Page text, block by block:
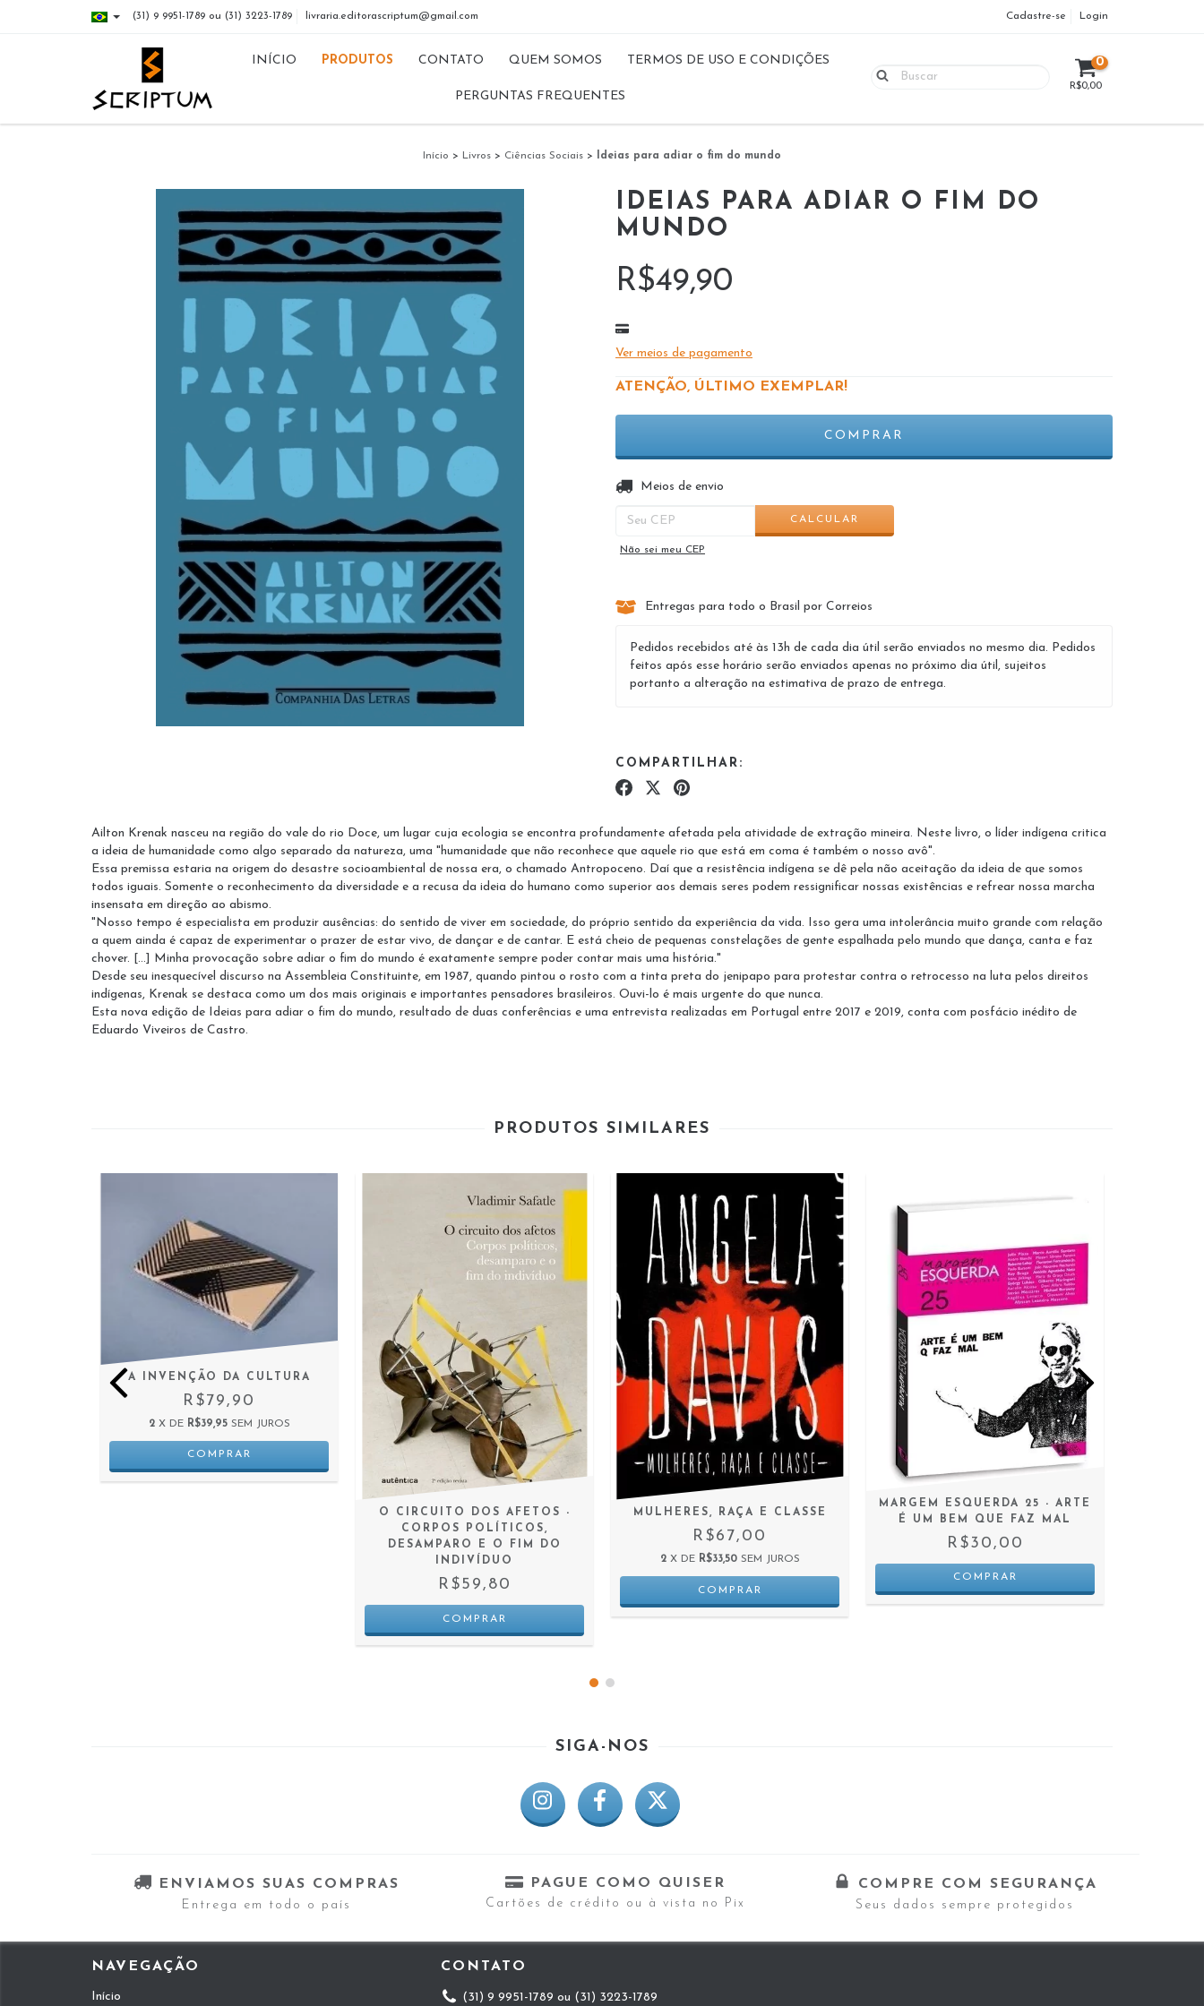
(31) 9 9951-1789 ou (31) 3223-1789 livraria.editorascriptum@gmail.com Cadastre-se Login
INÍCIO PRODUTOS CONTATO QUEM SOMOS TERMOS DE USO E CONDIÇÕES
PERGUNTAS FREQUENTES
0
R$0,00
Início > Livros > Ciências Sociais > Ideias para adiar o fim do mundo
IDEIAS PARA ADIAR O FIM DO
MUNDO
R$49,90
Ver meios de pagamento
ATENÇÃO, ÚLTIMO EXEMPLAR!
Entregas para o CEP:
Meios de envio
CALCULAR
Não sei meu CEP
Entregas para todo o Brasil por Correios
Pedidos recebidos até às 13h de cada dia útil serão enviados no mesmo dia. Pedidos
feitos após esse horário serão enviados apenas no próximo dia útil, sujeitos
portanto a alteração na estimativa de prazo de entrega.
COMPARTILHAR:
Ailton Krenak nasceu na região do vale do rio Doce, um lugar cuja ecologia se encontra profundamente afetada pela atividade de extração mineira. Neste livro, o líder indígena critica
a ideia de humanidade como algo separado da natureza, uma "humanidade que não reconhece que aquele rio que está em coma é também o nosso avô".
Essa premissa estaria na origem do desastre socioambiental de nossa era, o chamado Antropoceno. Daí que a resistência indígena se dê pela não aceitação da ideia de que somos
todos iguais. Somente o reconhecimento da diversidade e a recusa da ideia do humano como superior aos demais seres podem ressignificar nossas existências e refrear nossa marcha
insensata em direção ao abismo.
"Nosso tempo é especialista em produzir ausências: do sentido de viver em sociedade, do próprio sentido da experiência da vida. Isso gera uma intolerância muito grande com relação
a quem ainda é capaz de experimentar o prazer de estar vivo, de dançar e de cantar. E está cheio de pequenas constelações de gente espalhada pelo mundo que dança, canta e faz
chover. [...] Minha provocação sobre adiar o fim do mundo é exatamente sempre poder contar mais uma história."
Desde seu inesquecível discurso na Assembleia Constituinte, em 1987, quando pintou o rosto com a tinta preta do jenipapo para protestar contra o retrocesso na luta pelos direitos
indígenas, Krenak se destaca como um dos mais originais e importantes pensadores brasileiros. Ouvi-lo é mais urgente do que nunca.
Esta nova edição de Ideias para adiar o fim do mundo, resultado de duas conferências e uma entrevista realizadas em Portugal entre 2017 e 2019, conta com posfácio inédito de
Eduardo Viveiros de Castro.
PRODUTOS SIMILARES
A INVENÇÃO DA CULTURA
R$79,90
2 X DE R$39,95 SEM JUROS
O CIRCUITO DOS AFETOS -
CORPOS POLÍTICOS,
DESAMPARO E O FIM DO
INDIVÍDUO
R$59,80
MULHERES, RAÇA E CLASSE
R$67,00
2 X DE R$33,50 SEM JUROS
MARGEM ESQUERDA 25 - ARTE
É UM BEM QUE FAZ MAL
R$30,00
SIGA-NOS
ENVIAMOS SUAS COMPRAS
Entrega em todo o país
PAGUE COMO QUISER
Cartões de crédito ou à vista no Pix
COMPRE COM SEGURANÇA
Seus dados sempre protegidos
NAVEGAÇÃO
Início
CONTATO
(31) 9 9951-1789 ou (31) 3223-1789